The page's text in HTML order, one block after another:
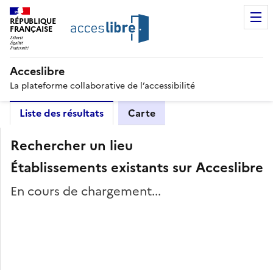
RÉPUBLIQUE
FRANÇAISE
Acceslibre
La plateforme collaborative de l’accessibilité
Liste des résultats Carte
Rechercher un lieu
Établissements existants sur Acceslibre
En cours de chargement...